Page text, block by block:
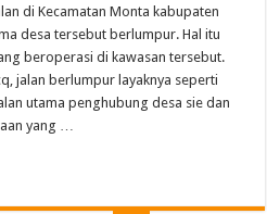
di Kecamatan Monta kabupaten
desa tersebut berlumpur. Hal itu
beroperasi di kawasan tersebut.
jalan berlumpur layaknya seperti
utama penghubung desa sie dan
yang …